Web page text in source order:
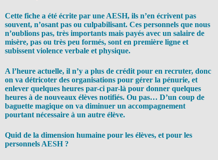
Cette fiche a été écrite par une AESH, ils n’en écrivent pas
souvent, n’osant pas ou culpabilisant. Ces personnels que nous
n’oublions pas, très importants mais payés avec un salaire de
misère, pas ou très peu formés, sont en première ligne et
subissent violence verbale et physique.
A l’heure actuelle, il n’y a plus de crédit pour en recruter, donc
on va détricoter des organisations pour gérer la pénurie, et
enlever quelques heures par-ci par-là pour donner quelques
heures à de nouveaux élèves notifiés. Ou pas… D’un coup de
baguette magique on va diminuer un accompagnement
pourtant nécessaire à un autre élève.
Quid de la dimension humaine pour les élèves, et pour les
personnels AESH ?